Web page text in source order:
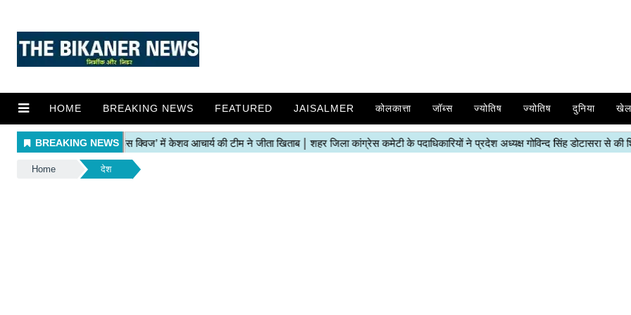
HOME BREAKING NEWS FEATURED JAISALMER कोलकात्ता जॉब्स ज्योतिष ज्योतिष दुनिया खेल
Home देश